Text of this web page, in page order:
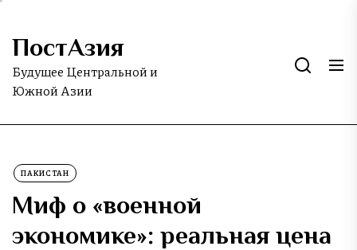
Skip
the
content
ПостАзия
Будущее Центральной и
Южной Азии
ПАКИСТАН
Миф о «военной
экономике»: реальная цена